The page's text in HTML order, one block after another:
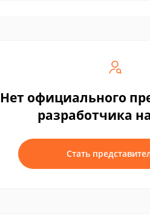
Нет официального
разработчика
Стать